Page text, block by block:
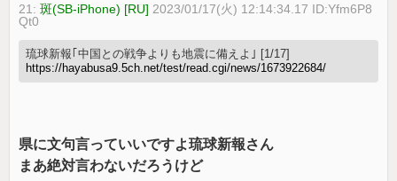
21:斑(SB-iPhone) [RU] 2023/01/17(火) 12:14:34.17 ID:Yfm6P8
Qt0
琉球新報｢中国との戦争よりも地震に備えよ｣ [1/17]
https://hayabusa9.5ch.net/test/read.cgi/news/1673922684/
県に文句言っていいですよ琉球新報さん
まあ絶対言わないだろうけど